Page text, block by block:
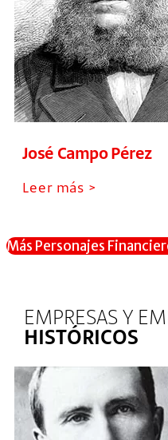
José Campo Pérez
Leer más >
Más Personajes
EMPRESAS Y
HISTÓRICOS